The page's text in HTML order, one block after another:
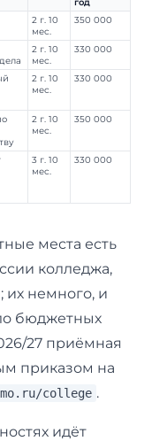
2 г. 10
мес.
350 000
2 г. 10
мес.
330 000
2 г. 10
мес.
330 000
2 г. 10
мес.
350 000
3 г. 10
мес.
330 000
места есть
колледжа,
их немного, и
бюджетных
27 приёмная
приказом на
college .
идёт